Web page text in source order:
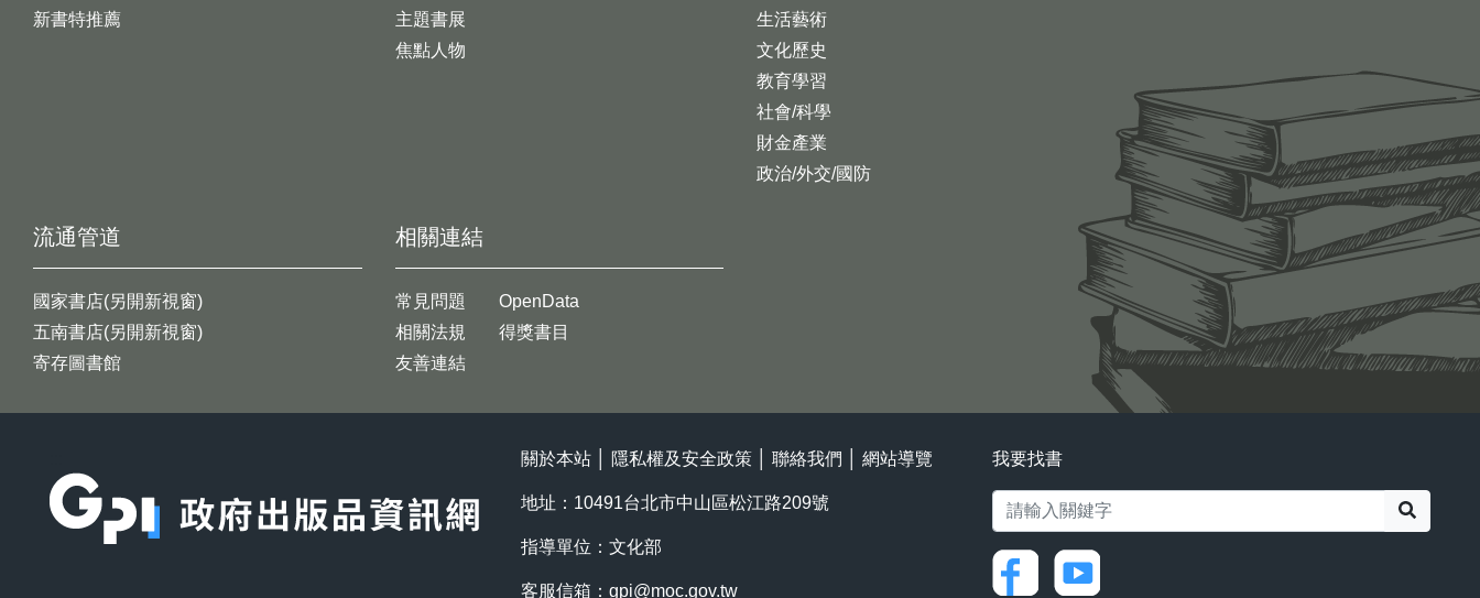
新書特推薦
生活藝術
文化歷史
教育學習
社會/科學
財金產業
政治/外交/國防
主題書展
焦點人物
流通管道
國家書店(另開新視窗)
五南書店(另開新視窗)
寄存圖書館
相關連結
常見問題
相關法規
友善連結
OpenData
得獎書目
關於本站 隱私權及安全政策 聯絡我們 網站導覽
地址：10491台北市中山區松江路209號
指導單位：文化部
客服信箱： gpi@moc.gov.tw
我要找書